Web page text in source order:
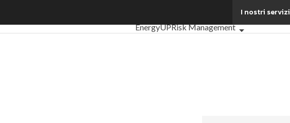
I nostri servizi
Agrifood
EnergyUPRisk Management